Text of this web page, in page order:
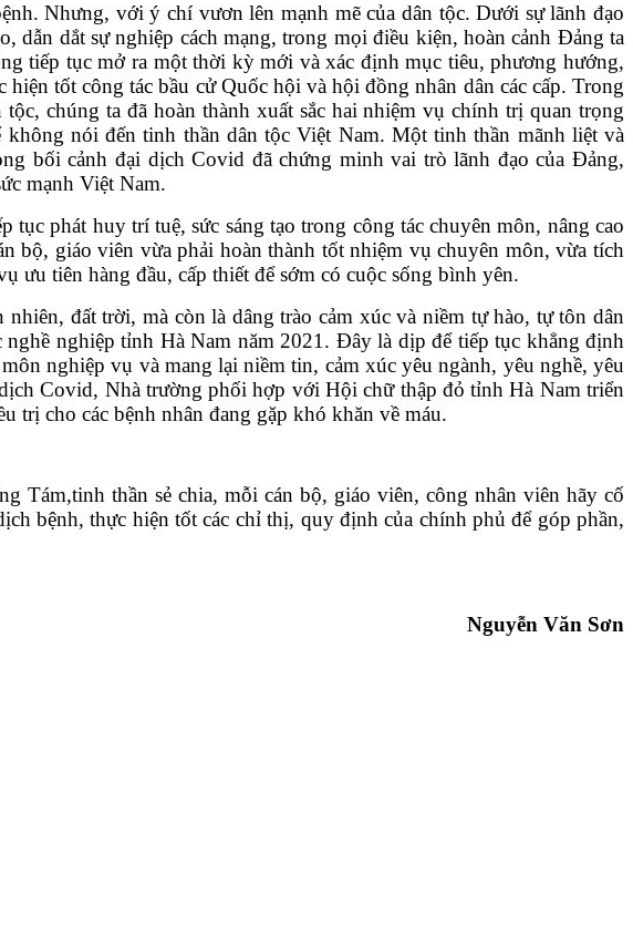
Nhưng, với ý chí vươn lên mạnh mẽ của dân tộc. Dưới sự lãnh đạo
dắt sự nghiệp cách mạng, trong mọi điều kiện, hoàn cảnh Đảng ta
tiếp tục mở ra một thời kỳ mới và xác định mục tiêu, phương hướng,
tốt công tác bầu cử Quốc hội và hội đồng nhân dân các cấp. Trong
chúng ta đã hoàn thành xuất sắc hai nhiệm vụ chính trị quan trọng
nói đến tinh thần dân tộc Việt Nam. Một tinh thần mãnh liệt và
bối cảnh đại dịch Covid đã chứng minh vai trò lãnh đạo của Đảng,
mạnh Việt Nam.
phát huy trí tuệ, sức sáng tạo trong công tác chuyên môn, nâng cao
bộ, giáo viên vừa phải hoàn thành tốt nhiệm vụ chuyên môn, vừa tích
ưu tiên hàng đầu, cấp thiết để sớm có cuộc sống bình yên.
đất trời, mà còn là dâng trào cảm xúc và niềm tự hào, tự tôn dân
nghiệp tỉnh Hà Nam năm 2021. Đây là dịp để tiếp tục khẳng định
nghiệp vụ và mang lại niềm tin, cảm xúc yêu ngành, yêu nghề, yêu
Covid, Nhà trường phối hợp với Hội chữ thập đỏ tỉnh Hà Nam triển
trị cho các bệnh nhân đang gặp khó khăn về máu.
Tám,tinh thần sẻ chia, mỗi cán bộ, giáo viên, công nhân viên hãy cố
bệnh, thực hiện tốt các chỉ thị, quy định của chính phủ để góp phần,
Nguyễn Văn Sơn